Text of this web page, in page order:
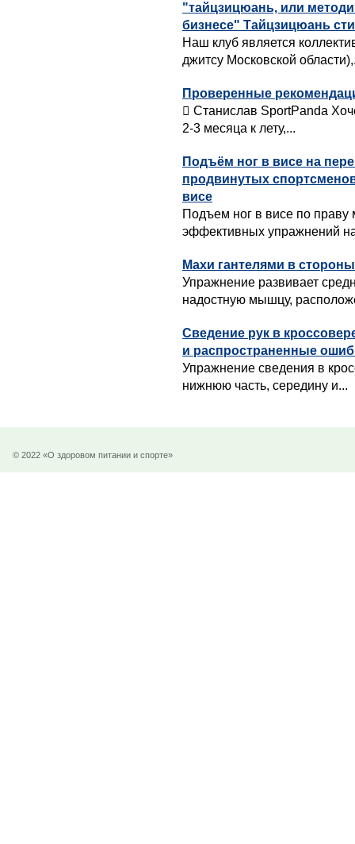
"тайцзицюань, или
бизнесе" Тайцзицюань
Наш клуб является
джитсу Московской
Проверенные
 Станислав SportPanda
2-3 месяца к лету,...
Подъём ног в висе на
продвинутых
висе
Подъем ног в висе по
эффективных упражнений
Махи гантелями в
Упражнение развивает
надостную мышцу,
Сведение рук в
и распространенные
Упражнение сведения в
нижнюю часть, середину и...
© 2022 «О здоровом питании и спорте»